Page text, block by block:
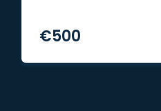
€500